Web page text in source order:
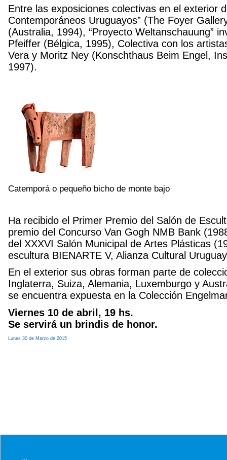
Entre las exposiciones colectivas en el exterior
Contemporáneos Uruguayos” (The Foyer
(Australia, 1994), “Proyecto Weltanschauung”
Pfeiffer (Bélgica, 1995), Colectiva con los
Vera y Moritz Ney (Konschthaus Beim Engel,
1997).
Catemporá o pequeño bicho de monte bajo
Ha recibido el Primer Premio del Salón de
premio del Concurso Van Gogh NMB Bank
del XXXVI Salón Municipal de Artes Plásticas
escultura BIENARTE V, Alianza Cultural
En el exterior sus obras forman parte de
Inglaterra, Suiza, Alemania, Luxemburgo y
se encuentra expuesta en la Colección
Viernes 10 de abril, 19 hs.
Se servirá un brindis de honor.
Lunes 30 de Marzo de 2015